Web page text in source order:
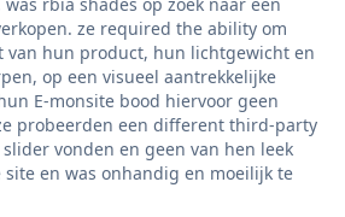
ze required the ability om
van hun product, hun lichtgewicht en
op een visueel aantrekkelijke
E-monsite bood hiervoor geen
probeerden een different third-party
vonden en geen van hen leek
en was onhandig en moeilijk te